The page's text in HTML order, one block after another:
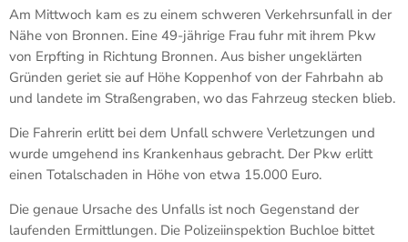
Am Mittwoch kam es zu einem schweren Verkehrsunfall in der
Nähe von Bronnen. Eine 49-jährige Frau fuhr mit ihrem Pkw
von Erpfting in Richtung Bronnen. Aus bisher ungeklärten
Gründen geriet sie auf Höhe Koppenhof von der Fahrbahn ab
und landete im Straßengraben, wo das Fahrzeug stecken blieb.
Die Fahrerin erlitt bei dem Unfall schwere Verletzungen und
wurde umgehend ins Krankenhaus gebracht. Der Pkw erlitt
einen Totalschaden in Höhe von etwa 15.000 Euro.
Die genaue Ursache des Unfalls ist noch Gegenstand der
laufenden Ermittlungen. Die Polizeiinspektion Buchloe bittet